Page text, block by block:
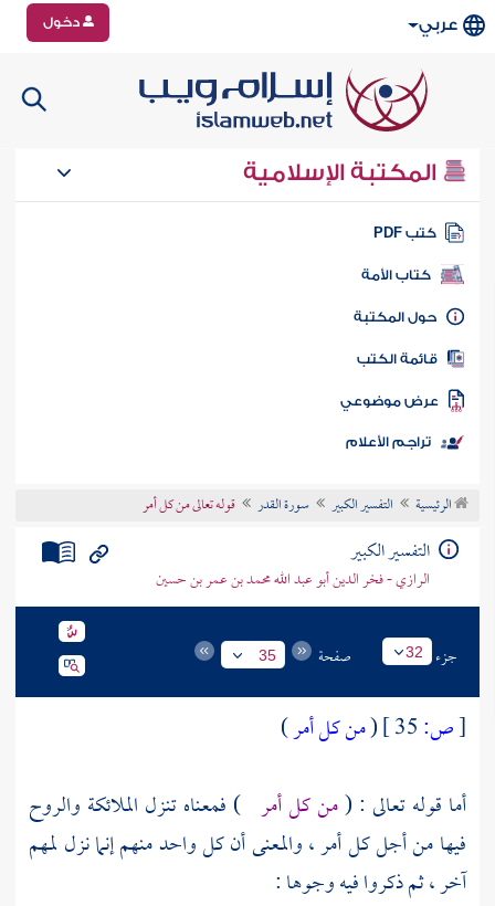
عربي دخول
المكتبة الإسلامية
كتب PDF
كتاب الأمة
المكتبة
الكتب
موضوعي
تراجم الأعلام
الرئيسية التفسير الكبير سورة القدر قوله تعالى من كل أمر
التفسير الكبير
الرازي - فخر الدين أبو عبد الله محمد بن عمر بن حسين
جزء 32 صفحة 35
[ص: (من كل أمر)
أما قوله تعالى : (من كل أمر ) فمعناه تنزل الملائكة والروح
فيها من أجل كل أمر ، والمعنى أن كل واحد منهم إنما نزل لمهم
آخر ، ثم ذكروا فيه وجوها :